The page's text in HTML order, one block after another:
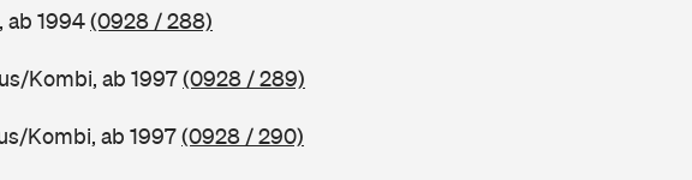
ab 1994(0928 / 288)
Kombi, ab 1997(0928 / 289)
Kombi, ab 1997(0928 / 290)